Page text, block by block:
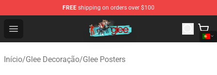
FREE shipping on orders over $100
Open menu
Glee Store - Official Glee Merchandise Shop
Início/Glee Decoração/Glee Posters